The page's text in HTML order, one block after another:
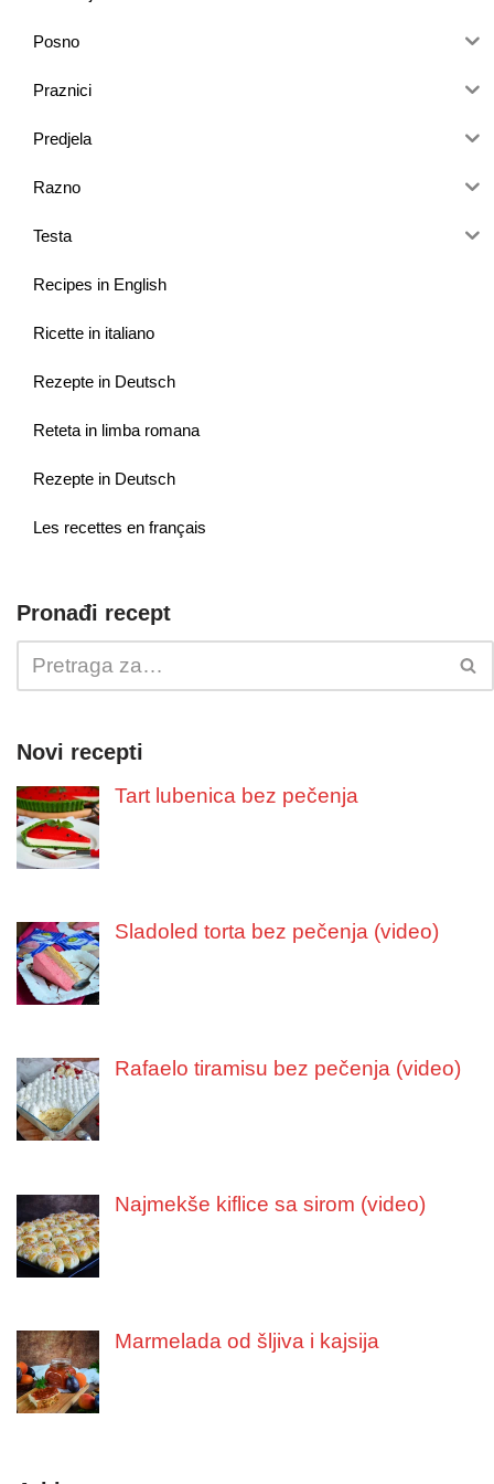
Posno
Praznici
Predjela
Razno
Testa
Recipes in English
Ricette in italiano
Rezepte in Deutsch
Reteta in limba romana
Rezepte in Deutsch
Les recettes en français
Pronađi recept
Novi recepti
Tart lubenica bez pečenja
Sladoled torta bez pečenja (video)
Rafaelo tiramisu bez pečenja (video)
Najmekše kiflice sa sirom (video)
Marmelada od šljiva i kajsija